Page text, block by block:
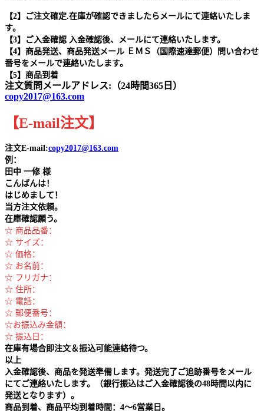
【2】ご注文確定.在庫が確認できましたらメールにて連絡いたしま
す。
【3】ご入金確認 入金確認後、メールにて連絡いたします。
【4】商品発送、商品発送メール ＥＭＳ（国際速達郵便）問い合わせ
番号をメールで連絡いたします。
【5】商品到着
注文質問メールアドレス:（24時間365日）
copy2017@163.com
【E-mail注文】
注文E-mail:copy2017@163.com
例：
田中 一修 様
こんばんは！
はじめまして！
当方注文依頼。
在庫確認願う。
☆ 商品品番：
☆ サイズ：
☆ 価格：
☆ お名前：
☆ フリガナ：
☆ 住所：
☆ 電話：
☆ 郵便番号：
☆お振込み金額：
☆ 振込日：
在庫有場合即注文＆振込可能連絡待つ。
以上
入金確認後、商品を発送準備します。発送完了ご追跡番号をメール
にてご連絡いたします。（銀行振込はご入金確認後の48時間以内に
発送となります）。
商品到着、商品平均到着時間：4～6営業日。